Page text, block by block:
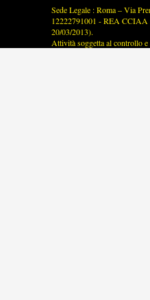
Sede Legale : Roma – Via
12222791001 - REA CCIAA
20/03/2013).
Attività soggetta al controllo